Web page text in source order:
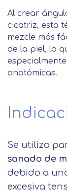
Al crear
cicatriz, esta
mezcle más
de la piel, lo
anatómicas.
Se utiliza
sanado de
debido a
excesiva